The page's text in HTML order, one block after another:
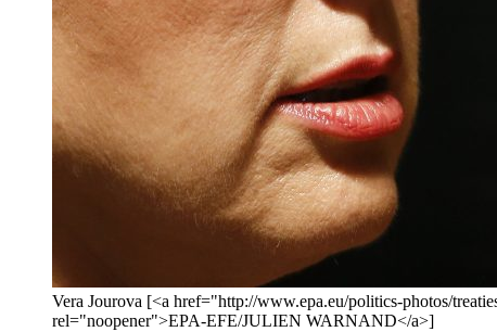
Vera Jourova [<a href="http://www.epa.eu/politics-photos/
rel="noopener">EPA-EFE/JULIEN WARNAND</a>]